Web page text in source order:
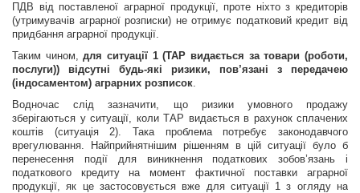
ПДВ від поставленої аграрної продукції, проте ніхто з кредиторів
(утримувачів аграрної розписки) не отримує податковий кредит від
придбання аграрної продукції.
Таким чином,для ситуації 1 (ТАР видається за товари (роботи,
послуги)) відсутні будь-які ризики, пов’язані з передачею
(індосаментом) аграрних розписок.
Водночас слід зазначити, що ризики умовного продажу
зберігаються у ситуації, коли ТАР видається в рахунок сплачених
коштів (ситуація 2). Така проблема потребує законодавчого
врегулювання. Найприйнятнішим рішенням в цій ситуації було б
перенесення події для виникнення податкових зобов’язань і
податкового кредиту на момент фактичної поставки аграрної
продукції, як це застосовується вже для ситуації 1 з огляду на